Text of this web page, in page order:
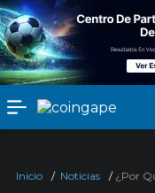
Inicio / Noticias / ¿Por